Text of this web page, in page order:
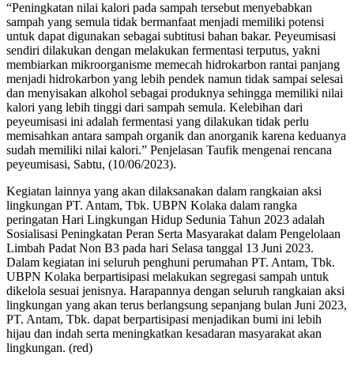
“Peningkatan nilai kalori pada sampah tersebut menyebabkan
sampah yang semula tidak bermanfaat menjadi memiliki potensi
untuk dapat digunakan sebagai subtitusi bahan bakar. Peyeumisasi
sendiri dilakukan dengan melakukan fermentasi terputus, yakni
membiarkan mikroorganisme memecah hidrokarbon rantai panjang
menjadi hidrokarbon yang lebih pendek namun tidak sampai selesai
dan menyisakan alkohol sebagai produknya sehingga memiliki nilai
kalori yang lebih tinggi dari sampah semula. Kelebihan dari
peyeumisasi ini adalah fermentasi yang dilakukan tidak perlu
memisahkan antara sampah organik dan anorganik karena keduanya
sudah memiliki nilai kalori.” Penjelasan Taufik mengenai rencana
peyeumisasi, Sabtu, (10/06/2023).
Kegiatan lainnya yang akan dilaksanakan dalam rangkaian aksi
lingkungan PT. Antam, Tbk. UBPN Kolaka dalam rangka
peringatan Hari Lingkungan Hidup Sedunia Tahun 2023 adalah
Sosialisasi Peningkatan Peran Serta Masyarakat dalam Pengelolaan
Limbah Padat Non B3 pada hari Selasa tanggal 13 Juni 2023.
Dalam kegiatan ini seluruh penghuni perumahan PT. Antam, Tbk.
UBPN Kolaka berpartisipasi melakukan segregasi sampah untuk
dikelola sesuai jenisnya. Harapannya dengan seluruh rangkaian aksi
lingkungan yang akan terus berlangsung sepanjang bulan Juni 2023,
PT. Antam, Tbk. dapat berpartisipasi menjadikan bumi ini lebih
hijau dan indah serta meningkatkan kesadaran masyarakat akan
lingkungan. (red)